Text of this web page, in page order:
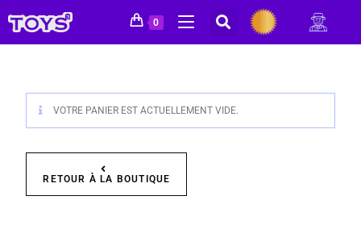
0
VOTRE PANIER EST ACTUELLEMENT VIDE.
RETOUR À LA BOUTIQUE